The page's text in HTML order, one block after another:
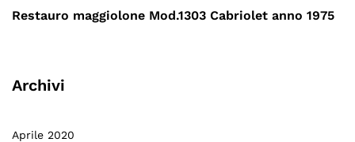
Restauro maggiolone Mod.1303 Cabriolet anno 1975
Archivi
Aprile 2020